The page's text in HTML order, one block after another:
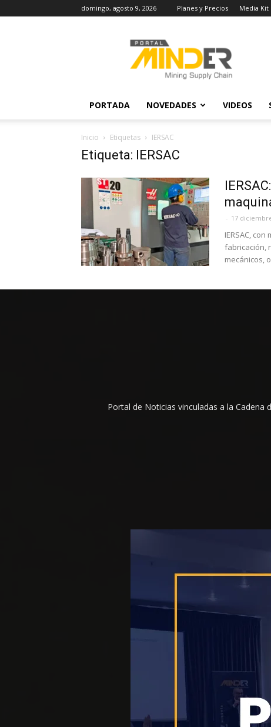
domingo, agosto 9, 2026 Planes y Precios Media Kit
Actualidad
Minera
PORTADA NOVEDADES VIDEOS
Inicio Etiquetas IERSAC
Etiqueta: IERSAC
- 17
IERSAC,
fabricación,
mecánicos,
Portal de Noticias vinculadas a la